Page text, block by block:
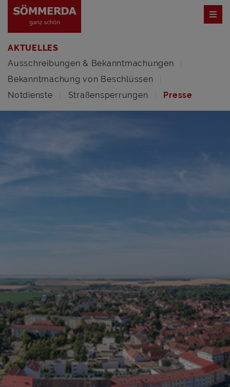
AKTUELLES
Ausschreibungen & Bekanntmachungen
Bekanntmachung von Beschlüssen
Notdienste
Straßensperrungen Presse